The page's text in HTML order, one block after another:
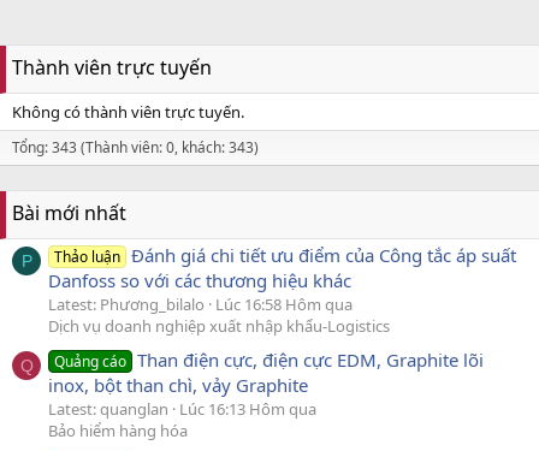
Thành viên trực tuyến
Không có thành viên trực tuyến.
Tổng: 343 (Thành viên: 0, khách: 343)
Bài mới nhất
P Thảo luận Đánh giá chi tiết ưu điểm của Công tắc áp suất
Danfoss so với các thương hiệu khác
Latest: Phương_bilalo
Lúc 16:58 Hôm qua
Dịch vụ doanh nghiệp xuất nhập khẩu-Logistics
Q Quảng cáo Than điện cực, điện cực EDM, Graphite lõi
inox, bột than chì, vảy Graphite
Latest: quanglan
Lúc 16:13 Hôm qua
Bảo hiểm hàng hóa